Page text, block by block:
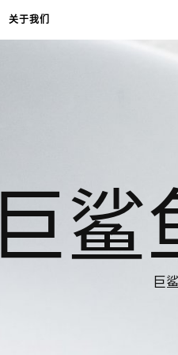
关于我们
巨
巨